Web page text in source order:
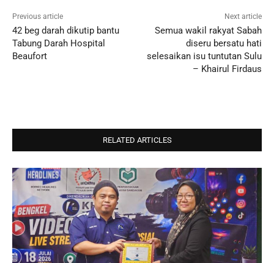
Previous article
42 beg darah dikutip bantu
Tabung Darah Hospital
Beaufort
Next article
Semua wakil rakyat Sabah
diseru bersatu hati
selesaikan isu tuntutan Sulu
– Khairul Firdaus
RELATED ARTICLES